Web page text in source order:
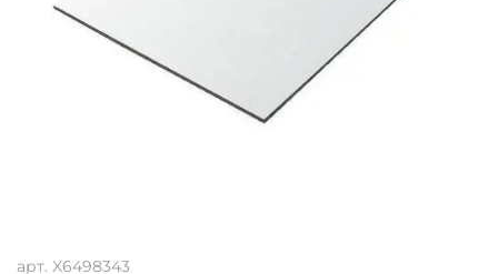
арт. X6498343